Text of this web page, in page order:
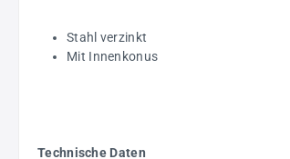
Stahl verzinkt
Mit Innenkonus
Technische Daten